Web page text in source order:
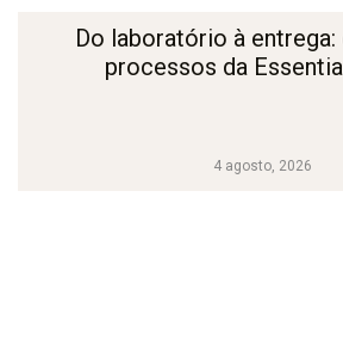
4 agosto, 2026
Do laboratório à entrega:
processos da